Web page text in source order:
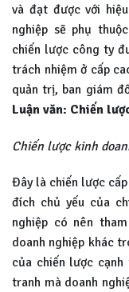
và đạt được với
nghiệp sẽ phụ
chiến lược công ty
trách nhiệm ở cấp
quản trị, ban giám
Luận văn: Chiến
Chiến lược kinh
Đây là chiến lược
đích chủ yếu của
nghiệp có nên
doanh nghiệp khác
của chiến lược
tranh mà doanh